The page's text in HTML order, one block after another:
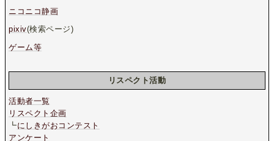
ニコニコ静画
pixiv(検索ページ)
ゲーム等
リスペクト活動
活動者一覧
リスペクト企画
┗にしきがおコンテスト
アンケート